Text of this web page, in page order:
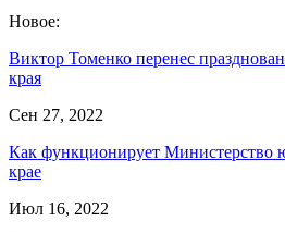
Новое:
Виктор Томенко перенес
края
Сен 27, 2022
Как функционирует Министерство
крае
Июл 16, 2022